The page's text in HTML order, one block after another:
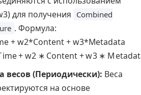
для получения Combined
. Формула:
+ w2*Content + w3*Metadata
ime+w2 ∗ Content+w3 ∗ Metadat
весов (Периодически): Веса
на основе